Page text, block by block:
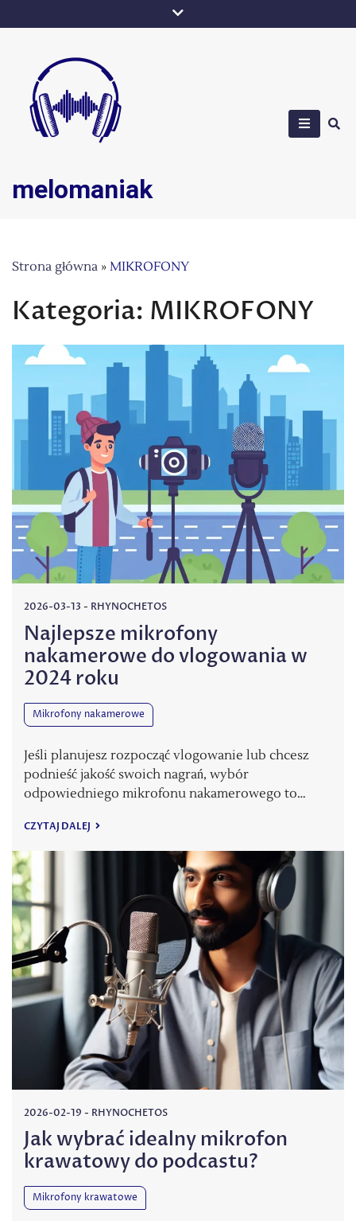
to
melomaniak
Strona główna » MIKROFONY
Kategoria: MIKROFONY
2026-03-13 - RHYNOCHETOS
Najlepsze mikrofony
nakamerowe do vlogowania w
2024 roku
Mikrofony nakamerowe
Jeśli planujesz rozpocząć vlogowanie lub chcesz
podnieść jakość swoich nagrań, wybór
odpowiedniego mikrofonu nakamerowego to…
CZYTAJ DALEJ
2026-02-19 - RHYNOCHETOS
Jak wybrać idealny mikrofon
krawatowy do podcastu?
Mikrofony krawatowe